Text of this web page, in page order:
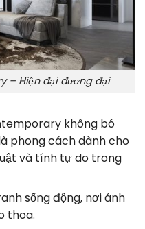
– Hiện đại đương đại
không bó
phong cách dành cho
và tính tự do trong
sống động, nơi ánh
thoa.